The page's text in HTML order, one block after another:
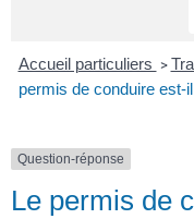
Accueil particuliers >
permis de conduire est-
Question-réponse
Le permis de